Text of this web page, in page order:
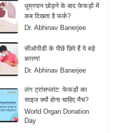
धूम्रपान छोड़ने के बाद फेफड़ों में
कब दिखता है फर्क?
Dr. Abhinav Banerjee
सीओपीडी के पीछे छिपे हैं ये बड़े
कारण!
Dr. Abhinav Banerjee
लंग ट्रांसप्लांट: फेफड़ों का
साइज क्यों होना चाहिए मैच?
World Organ Donation
Day